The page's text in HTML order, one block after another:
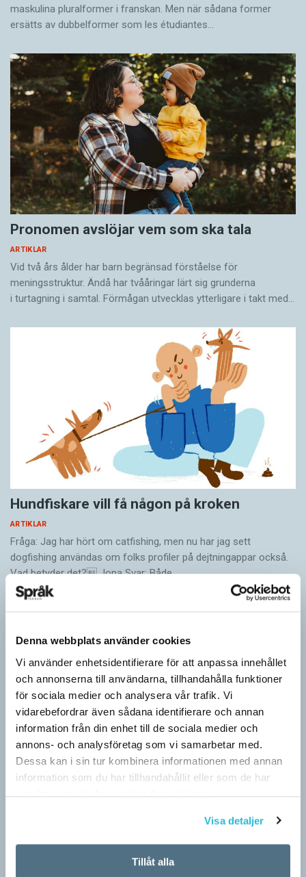
Denna webbplats använder cookies
Vi använder enhetsidentifierare för att anpassa innehållet
och annonserna till användarna, tillhandahålla funktioner
för sociala medier och analysera vår trafik. Vi
vidarebefordrar även sådana identifierare och annan
information från din enhet till de sociala medier och
annons- och analysföretag som vi samarbetar med.
Dessa kan i sin tur kombinera informationen med annan
information som du har tillhandahållit eller som de har
samlat in när du har använt deras tjänster.
Visa detaljer
Tillåt alla
maskulina pluralformer i franskan. Men när sådana ­former
ersätts av dubbel­former som les étudiantes…
Pronomen avslöjar vem som ska tala
ARTIKLAR
Vid två års ålder har barn begränsad förståelse för
meningsstruktur. Ändå har tvååringar lärt sig grunderna
i turtagning i samtal. Förmågan utvecklas ytterligare i takt med…
Hundfiskare vill få någon på kroken
ARTIKLAR
Fråga: Jag har hört om catfishing, men nu har jag sett
dogfishing användas om folks profiler på dejtningappar också.
Vad betyder det? Jona Svar: Både…
Därför är vi språkaktivister
ARTIKLAR
Kan vi ord? Ja, tiotusentals, men här handlar det bara om de få
vi faktiskt använder. Ordkunskapsprov och ordquiz får oss att
tro på orden…